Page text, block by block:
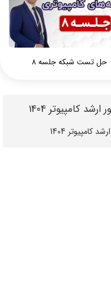
حل تست شبکه جلسه 8
کامپیوتر 1404
1404